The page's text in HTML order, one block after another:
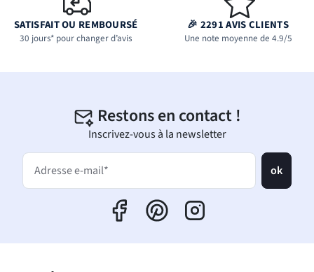
SATISFAIT OU REMBOURSÉ
30 jours* pour changer d’avis
🎉 2291 AVIS CLIENTS
Une note moyenne de 4.9/5
Restons en contact !
Inscrivez-vous à la newsletter
Adresse e-mail* ok